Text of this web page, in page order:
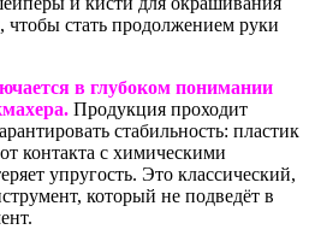
чтобы стать продолжением руки
в глубоком понимании
Продукция проходит
стабильность: пластик
контакта с химическими
упругость. Это классический,
который не подведёт в